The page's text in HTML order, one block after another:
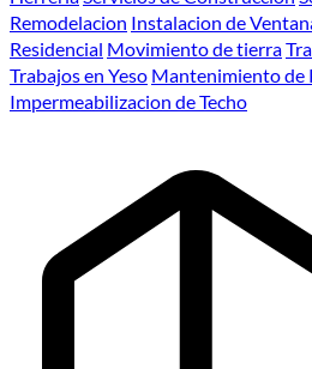
Remodelacion Instalacion de
Residencial Movimiento de tierra
Trabajos en Yeso Mantenimiento de
Impermeabilizacion de Techo